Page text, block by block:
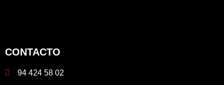
CONTACTO
94 424 58 02